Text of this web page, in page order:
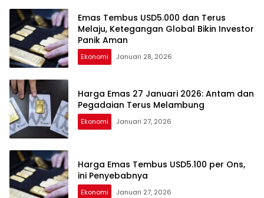
Emas Tembus USD5.000 dan Terus
Melaju, Ketegangan Global Bikin Investor
Panik Aman
Ekonomi Januari 28, 2026
Harga Emas 27 Januari 2026: Antam dan
Pegadaian Terus Melambung
Ekonomi Januari 27, 2026
Harga Emas Tembus USD5.100 per Ons,
ini Penyebabnya
Ekonomi Januari 27, 2026